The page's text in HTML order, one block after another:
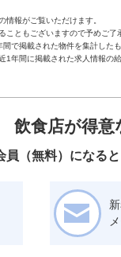
情報がご覧いただけます。
ともございますので予めご了
で掲載された物件を集計したも
年間に掲載された求人情報の
飲食店が得意
（無料）になると